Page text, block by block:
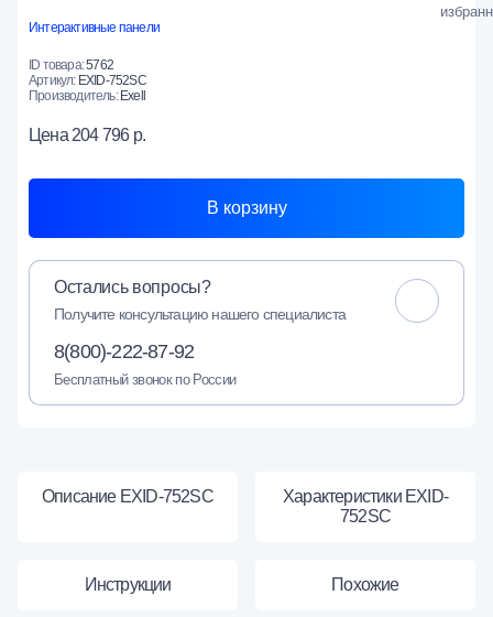
Интерактивные панели
ID товара:5762
Артикул: EXID-752SC
Производитель:Exell
Цена 204 796 р.
В корзину
Остались вопросы?
Получите консультацию нашего специалиста
8(800)-222-87-92
Бесплатный звонок по России
Описание EXID-752SC
Характеристики EXID-
752SC
Инструкции Похожие